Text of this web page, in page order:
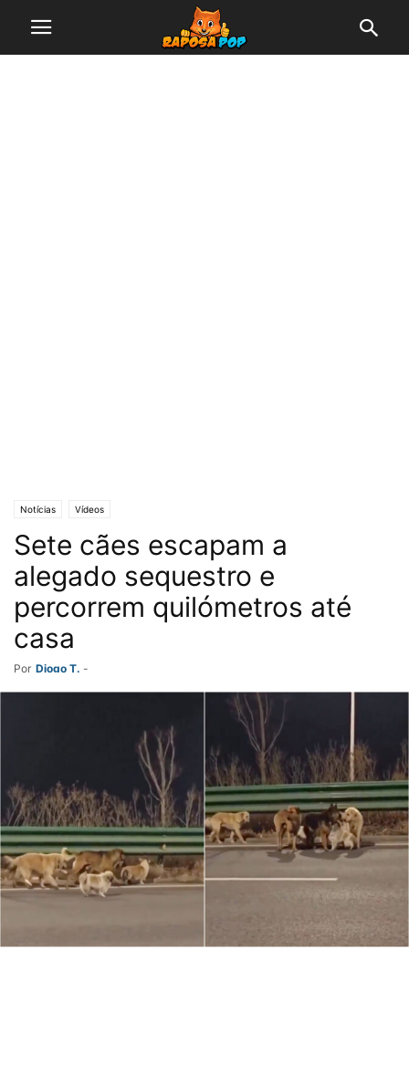
Notícias Vídeos
Sete cães escapam a
alegado sequestro e
percorrem quilómetros até
casa
Por Diogo T. -